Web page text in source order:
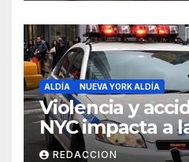
ALDÍA NUEVA YORK ALDÍA
Violencia y
NYC impacta a
dominicana
REDACCION